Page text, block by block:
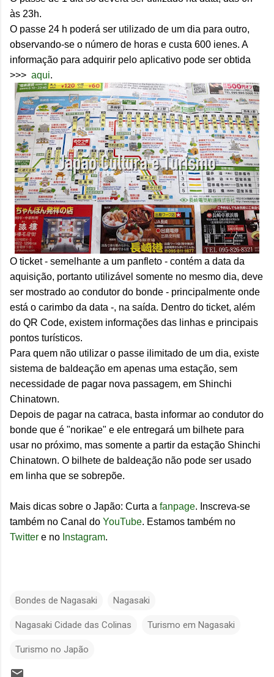
às 23h.
O passe 24 h poderá ser utilizado de um dia para outro,
observando-se o número de horas e custa 600 ienes. A
informação para adquirir pelo aplicativo pode ser obtida
>>> aqui.
O ticket - semelhante a um panfleto - contém a data da
aquisição, portanto utilizável somente no mesmo dia, deve
ser mostrado ao condutor do bonde - principalmente onde
está o carimbo da data -, na saída. Dentro do ticket, além
do QR Code, existem informações das linhas e principais
pontos turísticos.
Para quem não utilizar o passe ilimitado de um dia, existe
sistema de baldeação em apenas uma estação, sem
necessidade de pagar nova passagem, em Shinchi
Chinatown.
Depois de pagar na catraca, basta informar ao condutor do
bonde que é "norikae" e ele entregará um bilhete para
usar no próximo, mas somente a partir da estação Shinchi
Chinatown. O bilhete de baldeação não pode ser usado
em linha que se sobrepõe.
Mais dicas sobre o Japão: Curta a fanpage. Inscreva-se
também no Canal do YouTube. Estamos também no
Twitter e no Instagram.
Bondes de Nagasaki Nagasaki
Nagasaki Cidade das Colinas Turismo em Nagasaki
Turismo no Japão